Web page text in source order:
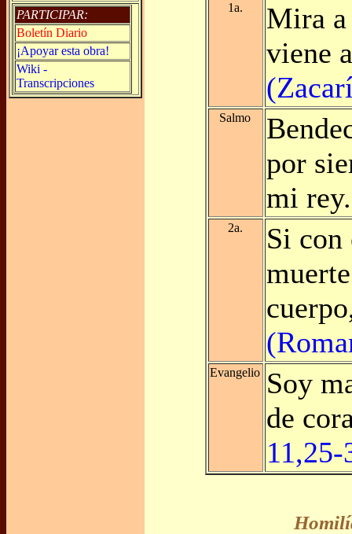
PARTICIPAR:
Boletín Diario
¡Apoyar esta obra!
Wiki -
Transcripciones
1a.
Mira
viene
Salmo
por
mi
2a.
Si
Evangelio Soy
de
11,25-